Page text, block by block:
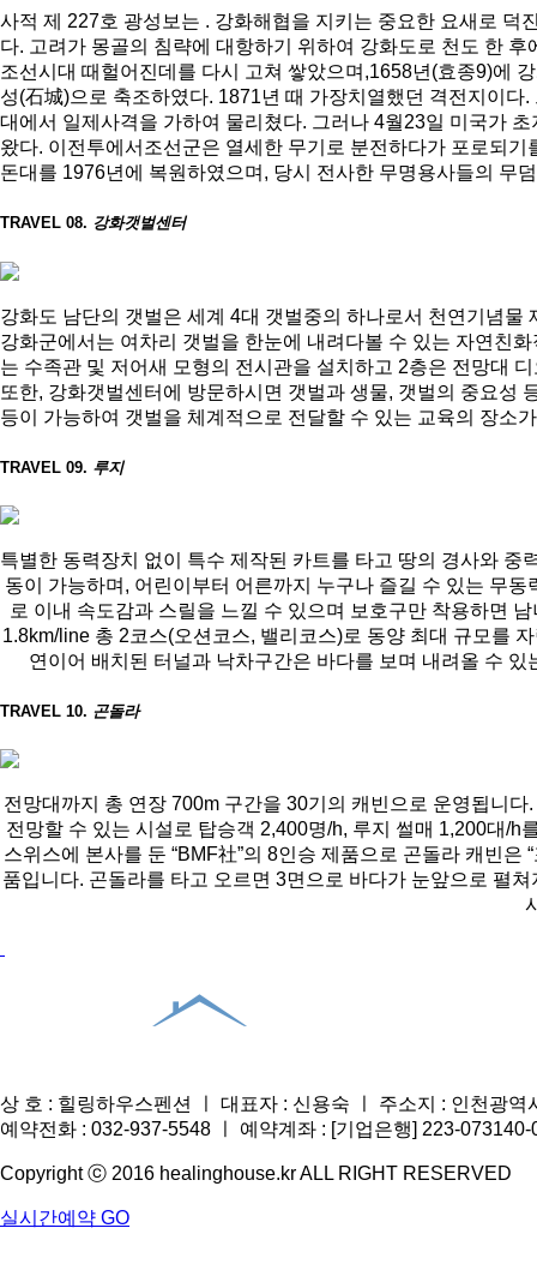
사적 제 227호 광성보는 . 강화해협을 지키는 중요한 요새로
다. 고려가 몽골의 침략에 대항하기 위하여 강화도로 천도 한
조선시대 때헐어진데를 다시 고쳐 쌓았으며,1658년(효종9)에
성(石城)으로 축조하였다. 1871년 때 가장치열했던 격전지이
대에서 일제사격을 가하여 물리쳤다. 그러나 4월23일 미국가
왔다. 이전투에서조선군은 열세한 무기로 분전하다가 포로되
돈대를 1976년에 복원하였으며, 당시 전사한 무명용사들의 무
TRAVEL 08. 강화갯벌센터
강화도 남단의 갯벌은 세계 4대 갯벌중의 하나로서 천연기념
강화군에서는 여차리 갯벌을 한눈에 내려다볼 수 있는 자연친
는 수족관 및 저어새 모형의 전시관을 설치하고 2층은 전망대
또한, 강화갯벌센터에 방문하시면 갯벌과 생물, 갯벌의 중요성
등이 가능하여 갯벌을 체계적으로 전달할 수 있는 교육의 장소
TRAVEL 09. 루지
특별한 동력장치 없이 특수 제작된 카트를 타고 땅의 경사와
동이 가능하며, 어린이부터 어른까지 누구나 즐길 수 있는 무
로 이내 속도감과 스릴을 느낄 수 있으며 보호구만 착용하면
1.8km/line 총 2코스(오션코스, 밸리코스)로 동양 최대 규모를
연이어 배치된 터널과 낙차구간은 바다를 보며 내려올 수
TRAVEL 10. 곤돌라
전망대까지 총 연장 700m 구간을 30기의 캐빈으로 운영됩니
전망할 수 있는 시설로 탑승객 2,400명/h, 루지 썰매 1,200대/
스위스에 본사를 둔 “BMF社”의 8인승 제품으로 곤돌라 캐빈
품입니다. 곤돌라를 타고 오르면 3면으로 바다가 눈앞으로 펼
상 호 : 힐링하우스펜션 ㅣ 대표자 : 신용숙 ㅣ 주소지 : 인천광
예약전화 : 032-937-5548 ㅣ 예약계좌 : [기업은행] 223-
Copyright ⓒ 2016 healinghouse.kr ALL RIGHT RESERVED
실시간예약 GO